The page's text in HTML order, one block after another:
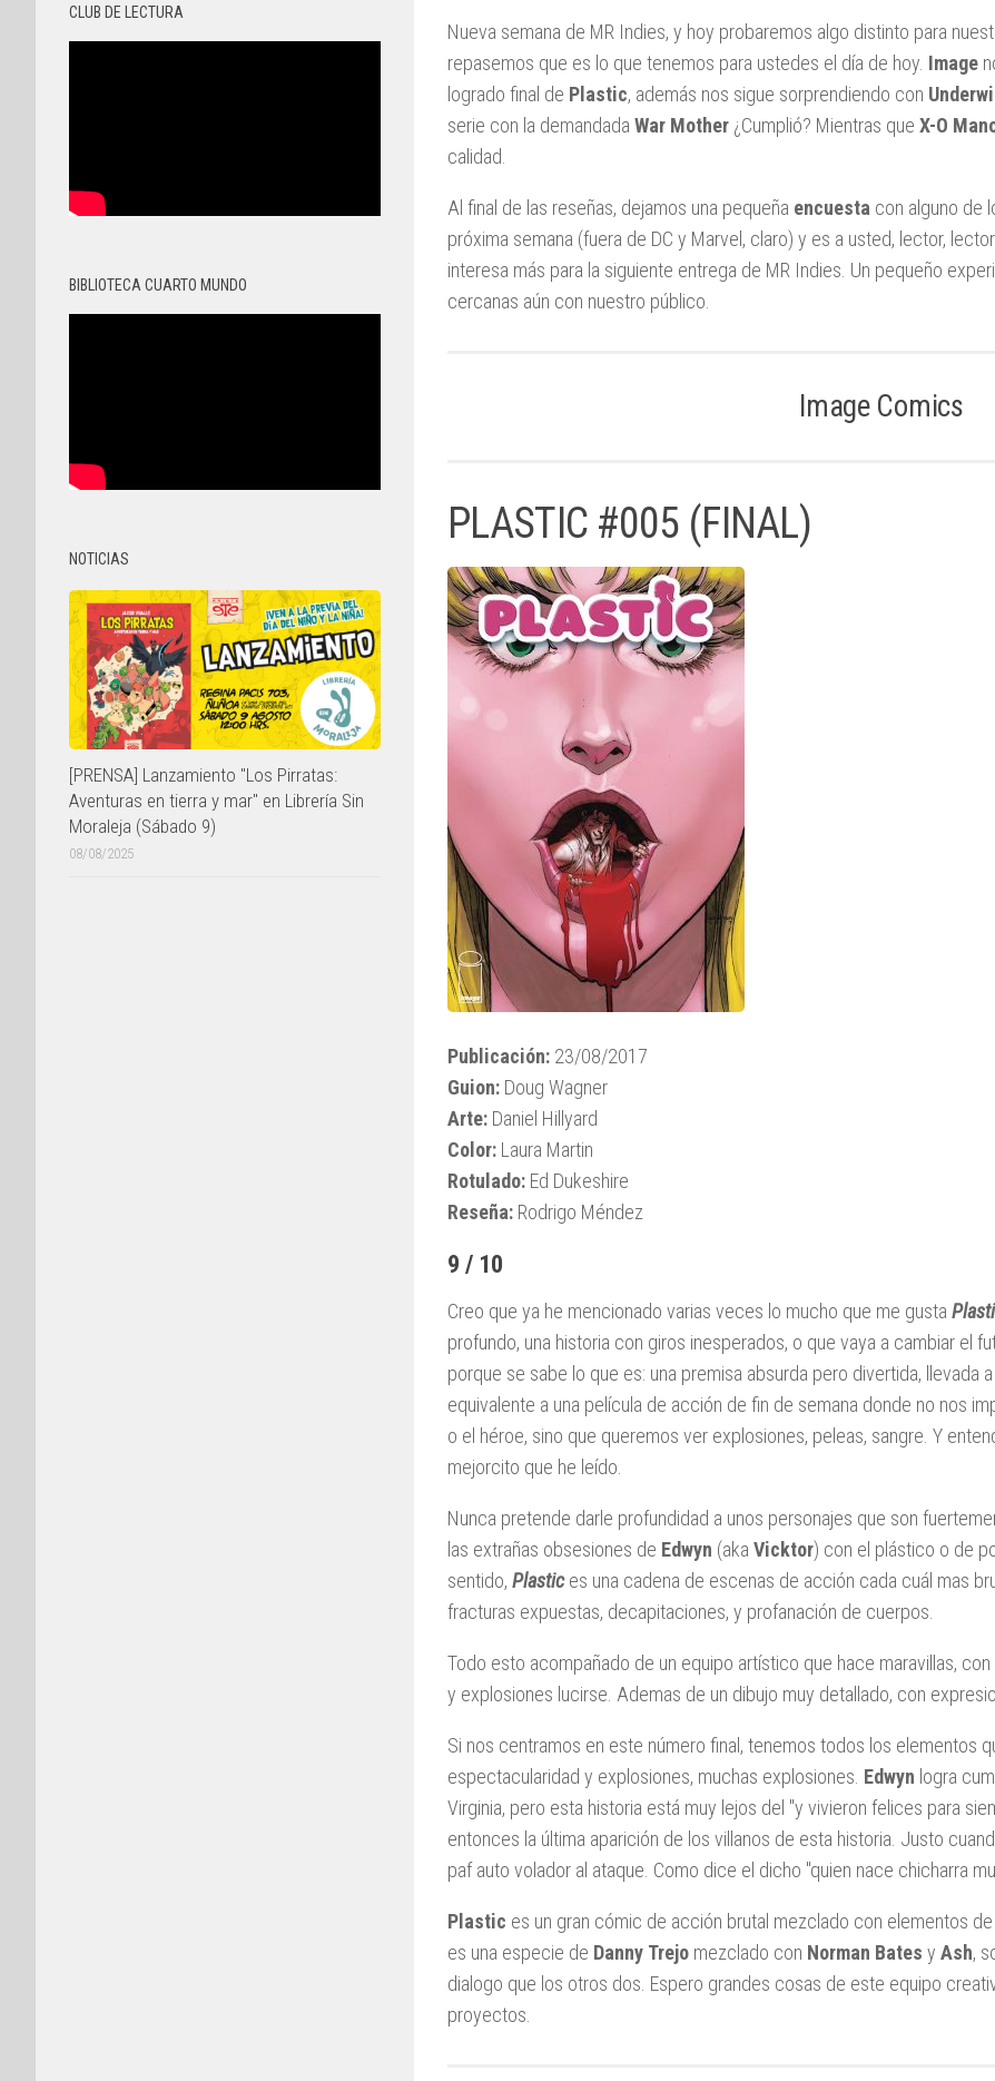
Nueva semana de MR Indies, y hoy probaremos algo distinto para
repasemos que es lo que tenemos para ustedes el día de hoy. Image
logrado final de Plastic, además nos sigue sorprendiendo con
serie con la demandada War Mother ¿Cumplió? Mientras que X-O
calidad.
Al final de las reseñas, dejamos una pequeña encuesta con alguno de
próxima semana (fuera de DC y Marvel, claro) y es a usted, lector,
interesa más para la siguiente entrega de MR Indies. Un pequeño
cercanas aún con nuestro público.
Image Comics
PLASTIC #005 (FINAL)
Publicación: 23/08/2017
Guion: Doug Wagner
Arte: Daniel Hillyard
Color: Laura Martin
Rotulado: Ed Dukeshire
Reseña: Rodrigo Méndez
9 / 10
Creo que ya he mencionado varias veces lo mucho que me gusta
profundo, una historia con giros inesperados, o que vaya a cambiar el
porque se sabe lo que es: una premisa absurda pero divertida, llevada
equivalente a una película de acción de fin de semana donde no nos
o el héroe, sino que queremos ver explosiones, peleas, sangre. Y
mejorcito que he leído.
Nunca pretende darle profundidad a unos personajes que son
las extrañas obsesiones de Edwyn (aka Vicktor) con el plástico o de
sentido, Plastic es una cadena de escenas de acción cada cuál mas
fracturas expuestas, decapitaciones, y profanación de cuerpos.
Todo esto acompañado de un equipo artístico que hace maravillas,
y explosiones lucirse. Ademas de un dibujo muy detallado, con
Si nos centramos en este número final, tenemos todos los elementos
espectacularidad y explosiones, muchas explosiones. Edwyn logra
Virginia, pero esta historia está muy lejos del "y vivieron felices para
entonces la última aparición de los villanos de esta historia. Justo
paf auto volador al ataque. Como dice el dicho "quien nace chicharra
Plastic es un gran cómic de acción brutal mezclado con elementos
es una especie de Danny Trejo mezclado con Norman Bates y Ash,
dialogo que los otros dos. Espero grandes cosas de este equipo
proyectos.
CLUB DE LECTURA
BIBLIOTECA CUARTO MUNDO
NOTICIAS
[PRENSA] Lanzamiento "Los Pirratas:
Aventuras en tierra y mar" en Librería Sin
Moraleja (Sábado 9)
08/08/2025